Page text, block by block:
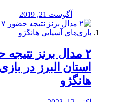
آگوست 21, 2019
استان البرز در
هانگژو